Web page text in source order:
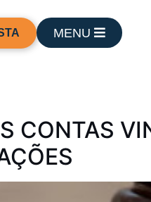
MENU
CONTAS